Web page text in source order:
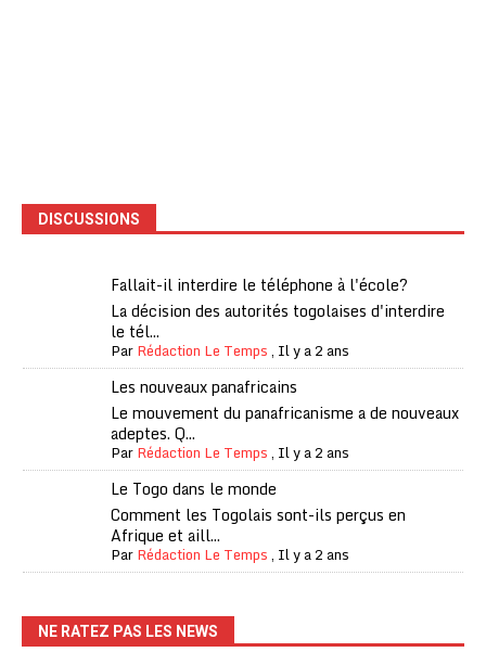
DISCUSSIONS
Fallait-il interdire le téléphone à l'école?
La décision des autorités togolaises d'interdire
le tél...
ParRédaction Le Temps, Il y a 2 ans
Les nouveaux panafricains
Le mouvement du panafricanisme a de nouveaux
adeptes. Q...
ParRédaction Le Temps, Il y a 2 ans
Le Togo dans le monde
Comment les Togolais sont-ils perçus en
Afrique et aill...
ParRédaction Le Temps, Il y a 2 ans
NE RATEZ PAS LES NEWS